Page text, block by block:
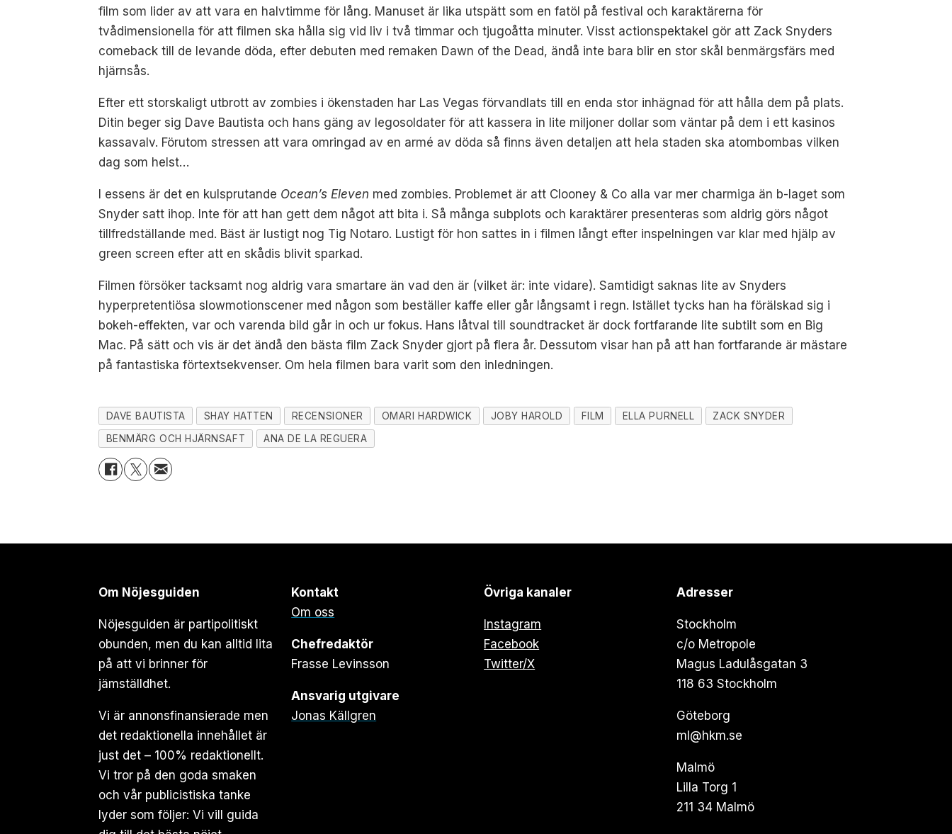
film som lider av att vara en halvtimme för lång. Manuset är lika utspätt som en fatöl på festival och karaktärerna för
tvådimensionella för att filmen ska hålla sig vid liv i två timmar och tjugoåtta minuter. Visst actionspektakel gör att Zack Snyders
comeback till de levande döda, efter debuten med remaken Dawn of the Dead, ändå inte bara blir en stor skål benmärgsfärs med
hjärnsås.
Efter ett storskaligt utbrott av zombies i ökenstaden har Las Vegas förvandlats till en enda stor inhägnad för att hålla dem på plats.
Ditin beger sig Dave Bautista och hans gäng av legosoldater för att kassera in lite miljoner dollar som väntar på dem i ett kasinos
kassavalv. Förutom stressen att vara omringad av en armé av döda så finns även detaljen att hela staden ska atombombas vilken
dag som helst…
I essens är det en kulsprutande Ocean’s Eleven med zombies. Problemet är att Clooney & Co alla var mer charmiga än b-laget som
Snyder satt ihop. Inte för att han gett dem något att bita i. Så många subplots och karaktärer presenteras som aldrig görs något
tillfredställande med. Bäst är lustigt nog Tig Notaro. Lustigt för hon sattes in i filmen långt efter inspelningen var klar med hjälp av
green screen efter att en skådis blivit sparkad.
Filmen försöker tacksamt nog aldrig vara smartare än vad den är (vilket är: inte vidare). Samtidigt saknas lite av Snyders
hyperpretentiösa slowmotionscener med någon som beställer kaffe eller går långsamt i regn. Istället tycks han ha förälskad sig i
bokeh-effekten, var och varenda bild går in och ur fokus. Hans låtval till soundtracket är dock fortfarande lite subtilt som en Big
Mac. På sätt och vis är det ändå den bästa film Zack Snyder gjort på flera år. Dessutom visar han på att han fortfarande är mästare
på fantastiska förtextsekvenser. Om hela filmen bara varit som den inledningen.
DAVE BAUTISTA SHAY HATTEN RECENSIONER OMARI HARDWICK JOBY HAROLD FILM ELLA PURNELL
ZACK SNYDER
BENMÄRG OCH HJÄRNSAFT
ANA DE LA REGUERA
Om Nöjesguiden
Nöjesguiden är partipolitiskt
obunden, men du kan alltid lita
på att vi brinner för
jämställdhet.
Vi är annonsfinansierade men
det redaktionella innehållet är
just det – 100% redaktionellt.
Vi tror på den goda smaken
och vår publicistiska tanke
lyder som följer: Vi vill guida
Kontakt
Om oss
Chefredaktör
Frasse Levinsson
Ansvarig utgivare
Jonas Källgren
Övriga kanaler
Instagram
Facebook
Twitter/X
Adresser
Stockholm
c/o Metropole
Magus Ladulåsgatan 3
118 63 Stockholm
Göteborg
ml@hkm.se
Malmö
Lilla Torg 1
211 34 Malmö